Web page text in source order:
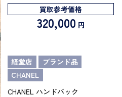
買取参考価格
320,000 円
経堂店
ブランド品
CHANEL
CHANEL ハンドバック